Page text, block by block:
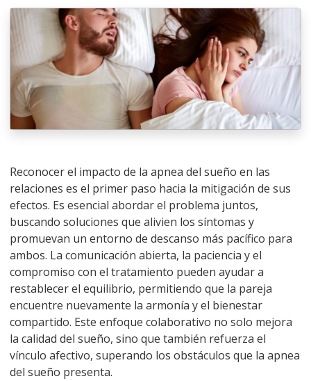
Reconocer el impacto de la apnea del sueño en las
relaciones es el primer paso hacia la mitigación de sus
efectos. Es esencial abordar el problema juntos,
buscando soluciones que alivien los síntomas y
promuevan un entorno de descanso más pacífico para
ambos. La comunicación abierta, la paciencia y el
compromiso con el tratamiento pueden ayudar a
restablecer el equilibrio, permitiendo que la pareja
encuentre nuevamente la armonía y el bienestar
compartido. Este enfoque colaborativo no solo mejora
la calidad del sueño, sino que también refuerza el
vínculo afectivo, superando los obstáculos que la apnea
del sueño presenta.